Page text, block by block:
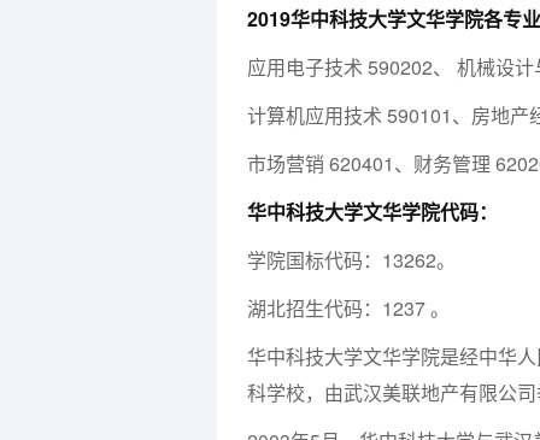
2019华中科技大学文华学院各专
应用电子技术 590202、 机械设
计算机应用技术 590101、房地
市场营销 620401、财务管理
华中科技大学文华学院代码：
学院国标代码：13262。
湖北招生代码：1237 。
华中科技大学文华学院是经中华
科学校，由武汉美联地产有限公